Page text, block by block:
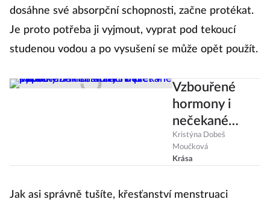
dosáhne své absorpční schopnosti, začne protékat.
Je proto potřeba ji vyjmout, vyprat pod tekoucí
studenou vodou a po vysušení se může opět použít.
Vzbouřené
hormony i
nečekané
pupínky. Jak se
starat o pleť v
menstruačního
Kristýna Dobeš
Moučková
Krása
Jak asi správně tušíte, křesťanství menstruaci